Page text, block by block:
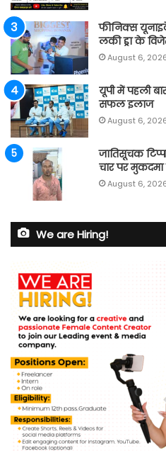
फीनिक्स
लकी ड्रा के
August 6,
यूपी में पहली
सफल इलाज
August 6,
जातिसूचक
चार पर मुकदमा
August 6,
We are Hiring!